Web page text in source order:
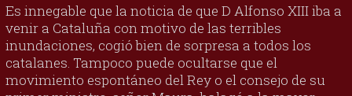
Es innegable que la noticia de que D Alfonso XIII iba a
venir a Cataluña con motivo de las terribles
inundaciones, cogió bien de sorpresa a todos los
catalanes. Tampoco puede ocultarse que el
movimiento espontáneo del Rey o el consejo de su